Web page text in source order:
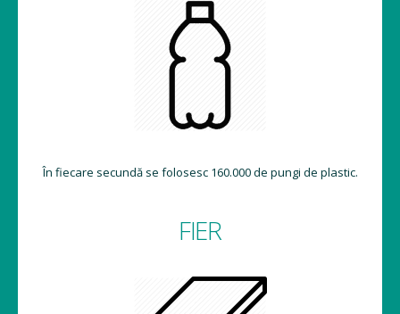
În fiecare secundă se folosesc 160.000 de pungi de plastic.
FIER